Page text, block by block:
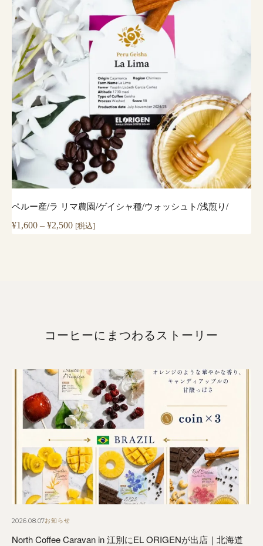
¥3,500
ペルー産/ラ リマ農園/ゲイシャ種/ウォッシュト/浅煎り/
¥1,600 – ¥2,500価[税込]
コーヒーにまつわるストーリー
2026.08.07お知らせ
North Coffee Caravan in 江別にEL ORIGENが出店｜北海道